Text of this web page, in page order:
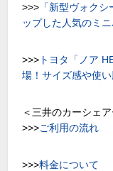
>>> 「新型ヴォク
ップした人気のミ
>>> トヨタ「ノア
場！サイズ感や使
＜三井のカーシェ
>>>ご利用の流れ
>>>料金について